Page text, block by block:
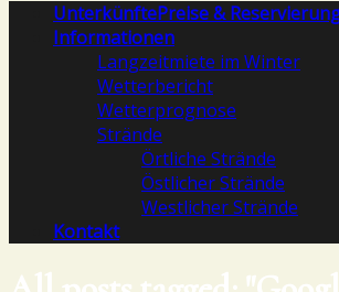
UnterkünftePreise &
Informationen
Langzeitmiete im Winter
Wetterbericht
Wetterprognose
Strände
Örtliche Strände
Östlicher Strände
Westlicher Strände
Kontakt